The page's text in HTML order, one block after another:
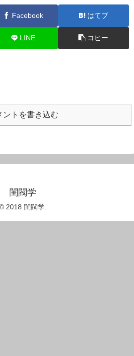
Facebook はてブ
LINE コピー
ントを書き込む
閨閥学
2018 閨閥学.